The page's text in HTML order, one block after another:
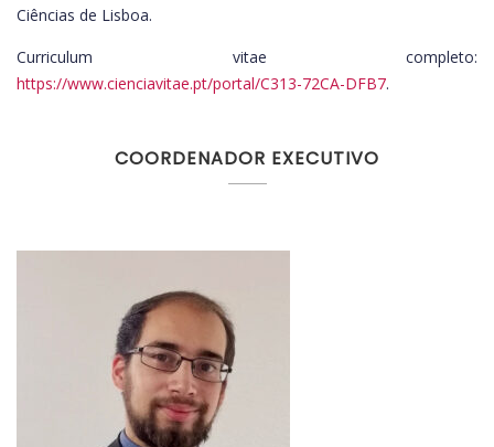
Ciências de Lisboa.
Curriculum vitae completo:
https://www.cienciavitae.pt/portal/C313-72CA-DFB7.
COORDENADOR EXECUTIVO